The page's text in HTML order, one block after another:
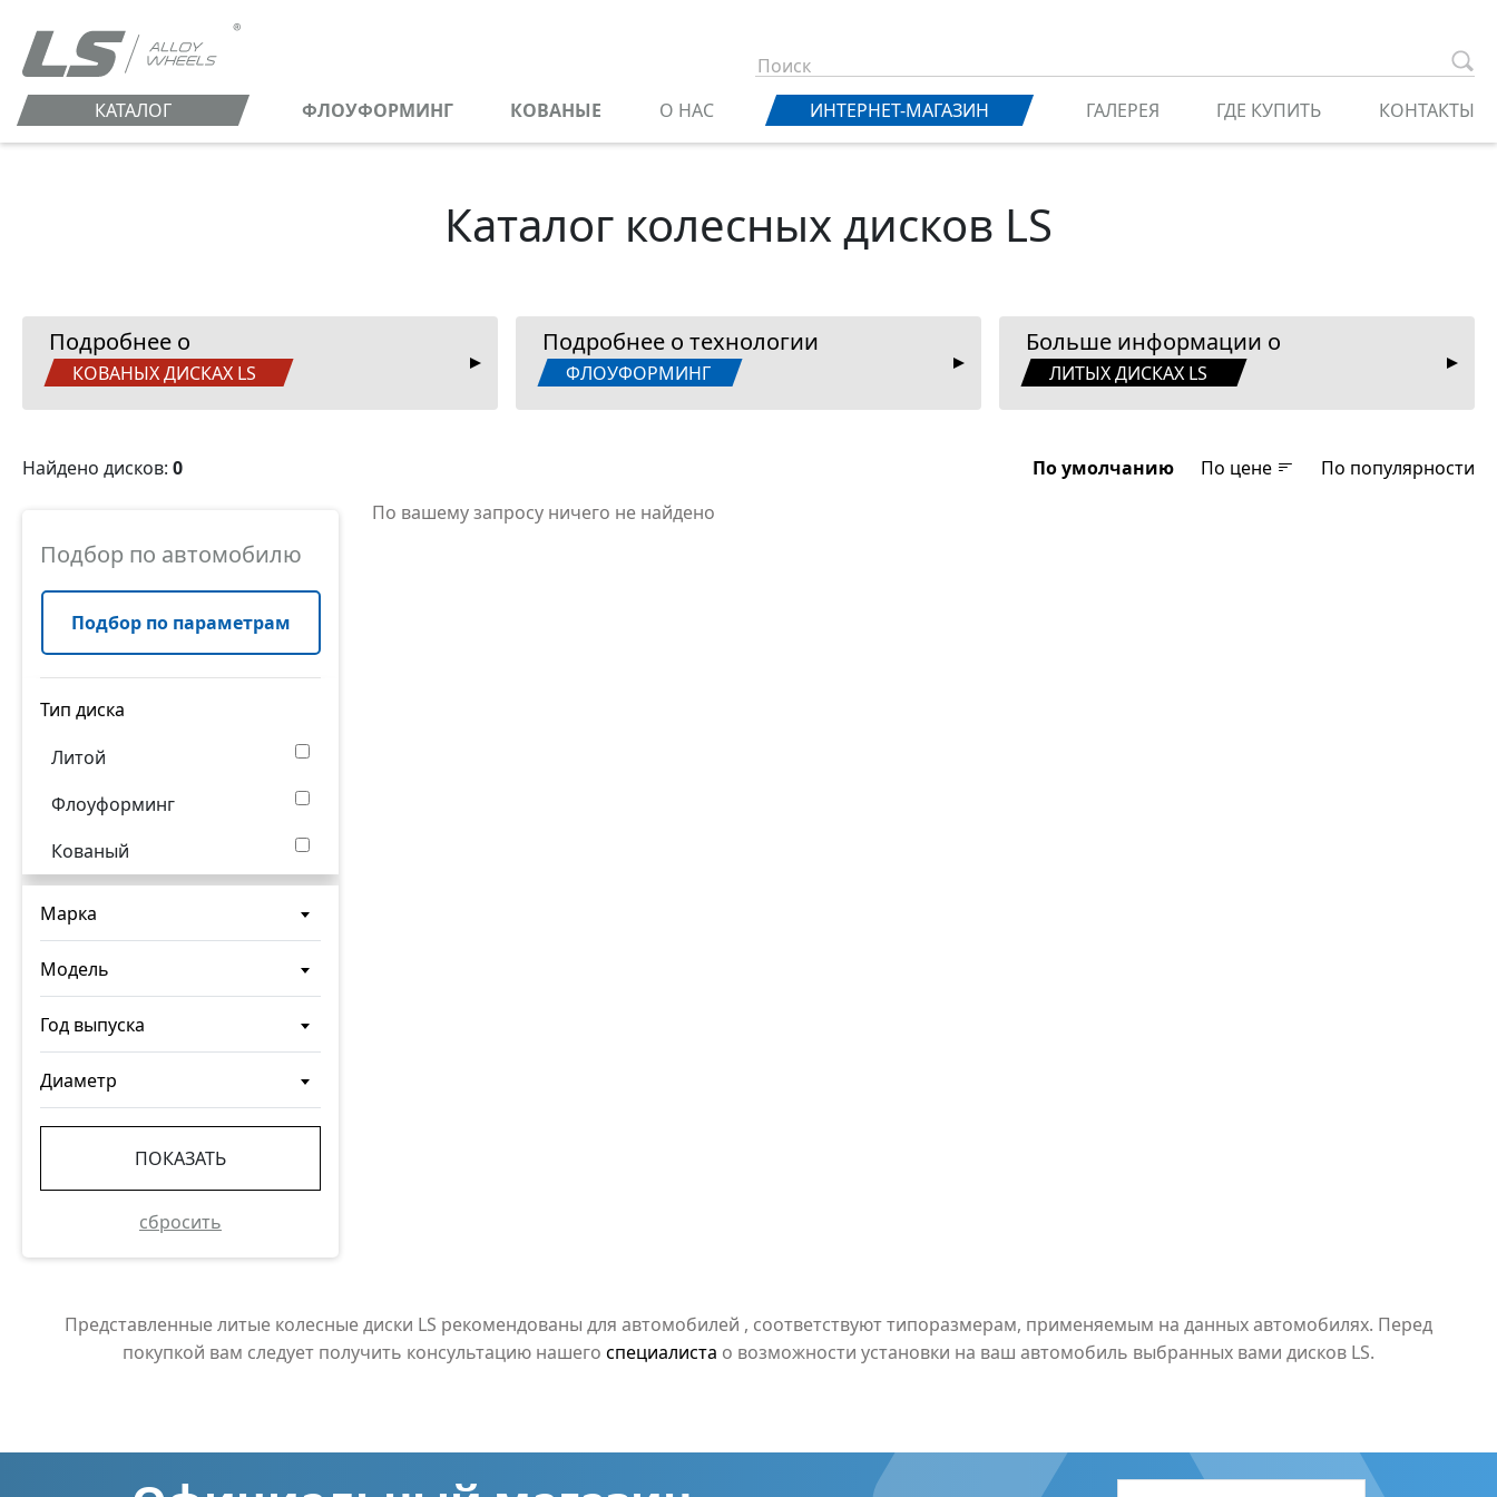
КАТАЛОГ ФЛОУФОРМИНГ КОВАНЫЕ О НАС ИНТЕРНЕТ-МАГАЗИН ГАЛЕРЕЯ ГДЕ КУПИТЬ КОНТАКТЫ
Каталог колесных дисков LS
Подробнее о
КОВАНЫХ ДИСКАХ LS
Подробнее о технологии
ФЛОУФОРМИНГ
Больше информации о
ЛИТЫХ ДИСКАХ LS
Найдено дисков: 0 По умолчанию По цене По популярности
Подбор по автомобилю
Подбор по параметрам
Тип диска
Литой
Флоуформинг
Кованый
Марка
Модель
Год выпуска
Диаметр
ПОКАЗАТЬ
сбросить
По вашему запросу ничего не найдено
Представленные литые колесные диски LS рекомендованы для автомобилей , соответствуют типоразмерам, применяемым на данных автомобилях. Перед
покупкой вам следует получить консультацию нашего специалиста о возможности установки на ваш автомобиль выбранных вами дисков LS.